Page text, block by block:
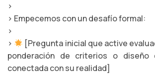
>
> Empecemos con un desafío formal:
>
>
[Pregunta inicial que active
ponderación de criterios o diseño
conectada con su realidad]